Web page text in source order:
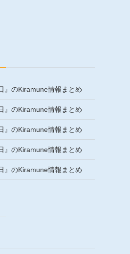
』のKiramune情報まとめ
』のKiramune情報まとめ
』のKiramune情報まとめ
』のKiramune情報まとめ
』のKiramune情報まとめ